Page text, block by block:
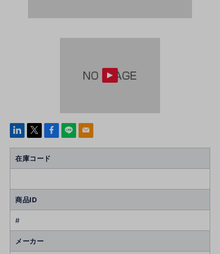
linke
Face
k
line mail
在庫コード
商品ID
#
メーカー